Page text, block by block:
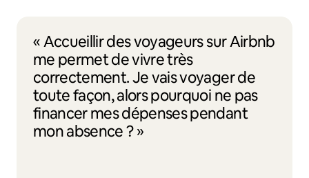
« Accueillir des voyageurs sur Airbnb
me permet de vivre très
correctement. Je vais voyager de
toute façon, alors pourquoi ne pas
financer mes dépenses pendant
mon absence ? »